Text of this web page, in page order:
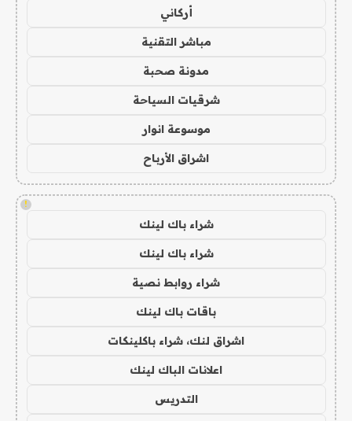
أركاني
مباشر التقنية
مدونة صحبة
شرقيات السياحة
موسوعة انوار
اشراق الأرباح
!
شراء باك لينك
شراء باك لينك
شراء روابط نصية
باقات باك لينك
اشراق لنك، شراء باكلينكات
اعلانات الباك لينك
التدريس